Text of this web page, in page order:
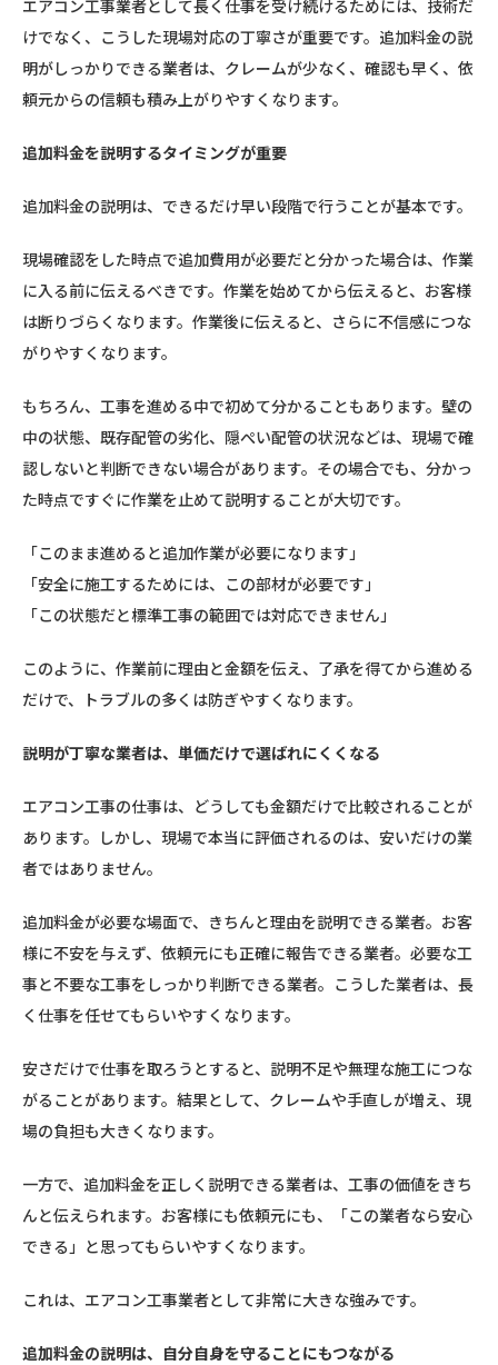
エアコン工事業者として長く仕事を受け続けるためには、技術だ
けでなく、こうした現場対応の丁寧さが重要です。追加料金の説
明がしっかりできる業者は、クレームが少なく、確認も早く、依
頼元からの信頼も積み上がりやすくなります。
追加料金を説明するタイミングが重要
追加料金の説明は、できるだけ早い段階で行うことが基本です。
現場確認をした時点で追加費用が必要だと分かった場合は、作業
に入る前に伝えるべきです。作業を始めてから伝えると、お客様
は断りづらくなります。作業後に伝えると、さらに不信感につな
がりやすくなります。
もちろん、工事を進める中で初めて分かることもあります。壁の
中の状態、既存配管の劣化、隠ぺい配管の状況などは、現場で確
認しないと判断できない場合があります。その場合でも、分かっ
た時点ですぐに作業を止めて説明することが大切です。
「このまま進めると追加作業が必要になります」
「安全に施工するためには、この部材が必要です」
「この状態だと標準工事の範囲では対応できません」
このように、作業前に理由と金額を伝え、了承を得てから進める
だけで、トラブルの多くは防ぎやすくなります。
説明が丁寧な業者は、単価だけで選ばれにくくなる
エアコン工事の仕事は、どうしても金額だけで比較されることが
あります。しかし、現場で本当に評価されるのは、安いだけの業
者ではありません。
追加料金が必要な場面で、きちんと理由を説明できる業者。お客
様に不安を与えず、依頼元にも正確に報告できる業者。必要な工
事と不要な工事をしっかり判断できる業者。こうした業者は、長
く仕事を任せてもらいやすくなります。
安さだけで仕事を取ろうとすると、説明不足や無理な施工につな
がることがあります。結果として、クレームや手直しが増え、現
場の負担も大きくなります。
一方で、追加料金を正しく説明できる業者は、工事の価値をきち
んと伝えられます。お客様にも依頼元にも、「この業者なら安心
できる」と思ってもらいやすくなります。
これは、エアコン工事業者として非常に大きな強みです。
追加料金の説明は、自分自身を守ることにもつながる